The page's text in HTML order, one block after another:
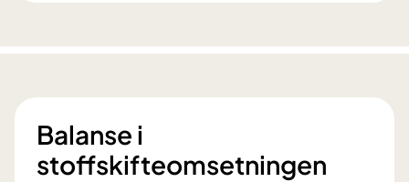
Balanse i
stoffskifteomsetningen